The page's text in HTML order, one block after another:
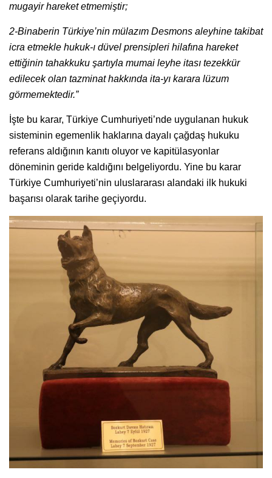
mugayir hareket etmemiştir;
2-Binaberin Türkiye’nin mülazım Desmons aleyhine takibat
icra etmekle hukuk-ı düvel prensipleri hilafına hareket
ettiğinin tahakkuku şartıyla mumai leyhe itası tezekkür
edilecek olan tazminat hakkında ita-yı karara lüzum
görmemektedir.”
İşte bu karar, Türkiye Cumhuriyeti’nde uygulanan hukuk
sisteminin egemenlik haklarına dayalı çağdaş hukuku
referans aldığının kanıtı oluyor ve kapitülasyonlar
döneminin geride kaldığını belgeliyordu. Yine bu karar
Türkiye Cumhuriyeti’nin uluslararası alandaki ilk hukuki
başarısı olarak tarihe geçiyordu.